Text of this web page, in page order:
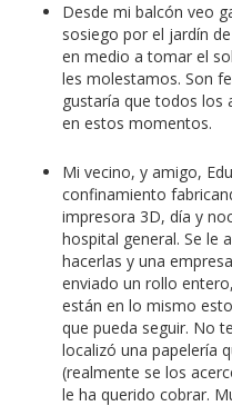
Desde mi balcón veo
sosiego por el jardín
en medio a tomar el
les molestamos. Son
gustaría que todos los
en estos momentos.
Mi vecino, y amigo,
confinamiento
impresora 3D, día y
hospital general. Se le
hacerlas y una
enviado un rollo
están en lo mismo
que pueda seguir. No
localizó una papelería
(realmente se los
le ha querido cobrar.